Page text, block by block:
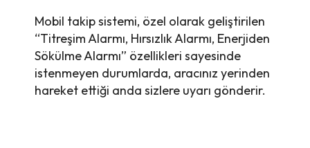
Mobil takip sistemi, özel olarak geliştirilen
“Titreşim Alarmı, Hırsızlık Alarmı, Enerjiden
Sökülme Alarmı” özellikleri sayesinde
istenmeyen durumlarda, aracınız yerinden
hareket ettiği anda sizlere uyarı gönderir.